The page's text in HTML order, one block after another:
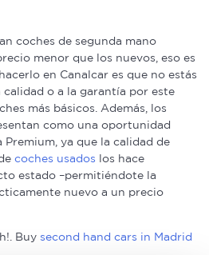
coches de segunda mano
menor que los nuevos, eso es
en Canalcar es que no estás
o a la garantía por este
más básicos. Además, los
como una oportunidad
ya que la calidad de
coches usados los hace
estado –permitiéndote la
nuevo a un precio
Buy second hand cars in Madrid